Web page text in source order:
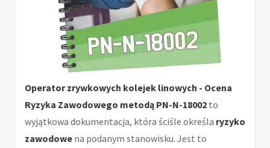
Operator zrywkowych kolejek linowych - Ocena
Ryzyka Zawodowego metodą PN-N-18002 to
wyjątkowa dokumentacja, która ściśle określa ryzyko
zawodowe na podanym stanowisku. Jest to